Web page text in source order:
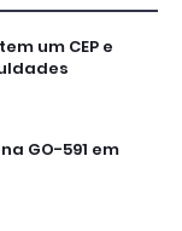
um CEP e
GO-591 em